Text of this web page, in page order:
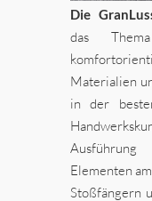
Die
das
Materialien
in der
Elementen
Stoßfängern